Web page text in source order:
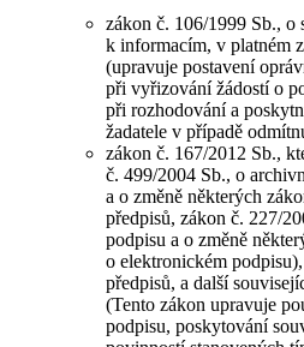
zákon č. 106/1999 Sb., o
k informacím, v platném
(upravuje postavení
při vyřizování žádostí o
při rozhodování a
žadatele v případě
zákon č. 167/2012 Sb.,
č. 499/2004 Sb., o
a o změně některých
předpisů, zákon č. 227/
podpisu a o změně
o elektronickém
předpisů, a další
(Tento zákon upravuje
podpisu, poskytování